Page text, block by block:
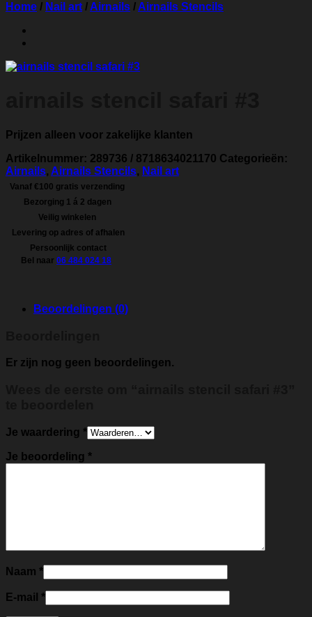
Home / Nail art / Airnails / Airnails Stencils
Prijzen alleen voor zakelijke klanten
Artikelnummer: 289736 / 8718634021170 Categorieën:
Airnails, Airnails Stencils, Nail art
Vanaf €100 gratis verzending
Bezorging 1 á 2 dagen
Veilig winkelen
Levering op adres of afhalen
Persoonlijk contact
Bel naar 06 484 024 18
Beoordelingen (0)
Er zijn nog geen beoordelingen.
Je waardering *
Je beoordeling *
Naam *
E-mail *